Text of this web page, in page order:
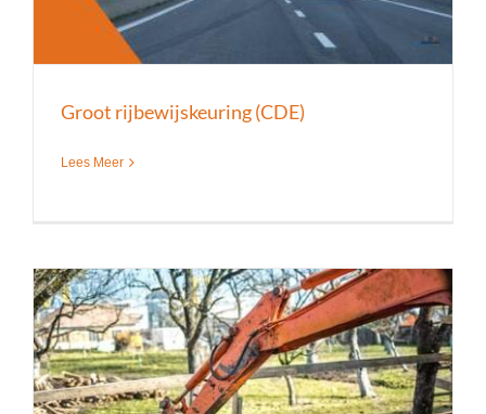
Groot rijbewijskeuring (CDE)
Lees Meer